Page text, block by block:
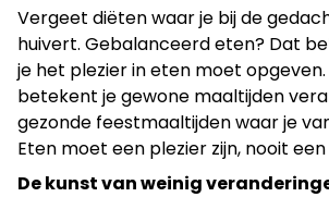
Vergeet diëten waar je bij de
huivert. Gebalanceerd eten? Dat
je het plezier in eten moet
betekent je gewone maaltijden
gezonde feestmaaltijden waar je
Eten moet een plezier zijn, nooit
De kunst van weinig